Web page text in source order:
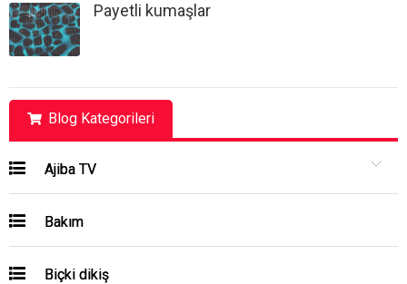
Payetli kumaşlar
Blog Kategorileri
Ajiba TV
Bakım
Biçki dikiş